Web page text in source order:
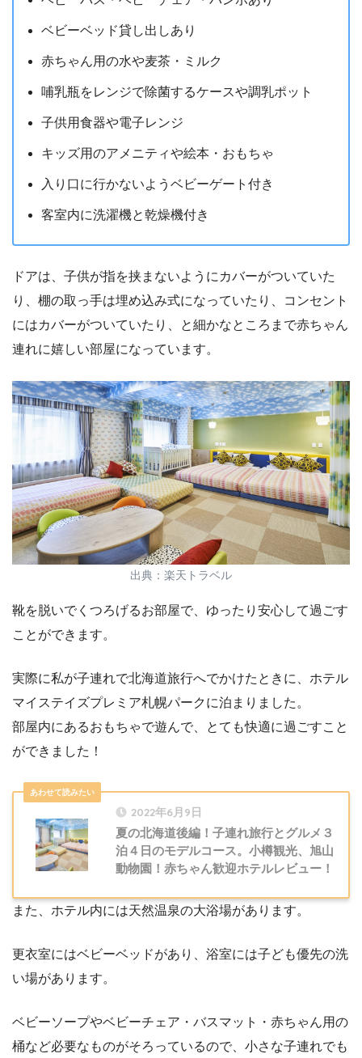
ベビーベッド貸し出しあり
赤ちゃん用の水や麦茶・ミルク
哺乳瓶をレンジで除菌するケースや調乳ポット
子供用食器や電子レンジ
キッズ用のアメニティや絵本・おもちゃ
入り口に行かないようベビーゲート付き
客室内に洗濯機と乾燥機付き
ドアは、子供が指を挟まないようにカバーがついていた
り、棚の取っ手は埋め込み式になっていたり、コンセント
にはカバーがついていたり、と細かなところまで赤ちゃん
連れに嬉しい部屋になっています。
出典：楽天トラベル
靴を脱いでくつろげるお部屋で、ゆったり安心して過ごす
ことができます。
実際に私が子連れで北海道旅行へでかけたときに、ホテル
マイステイズプレミア札幌パークに泊まりました。
部屋内にあるおもちゃで遊んで、とても快適に過ごすこと
ができました！
2022年6月9日
夏の北海道後編！子連れ旅行とグルメ３
泊４日のモデルコース。小樽観光、旭山
動物園！赤ちゃん歓迎ホテルレビュー！
また、ホテル内には天然温泉の大浴場があります。
更衣室にはベビーベッドがあり、浴室には子ども優先の洗
い場があります。
ベビーソープやベビーチェア・バスマット・赤ちゃん用の
桶など必要なものがそろっているので、小さな子連れでも